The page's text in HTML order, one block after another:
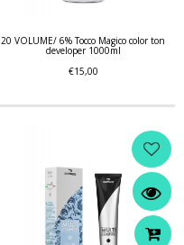
20 VOLUME/ 6% Tocco Magico color ton
developer 1000ml
€15,00